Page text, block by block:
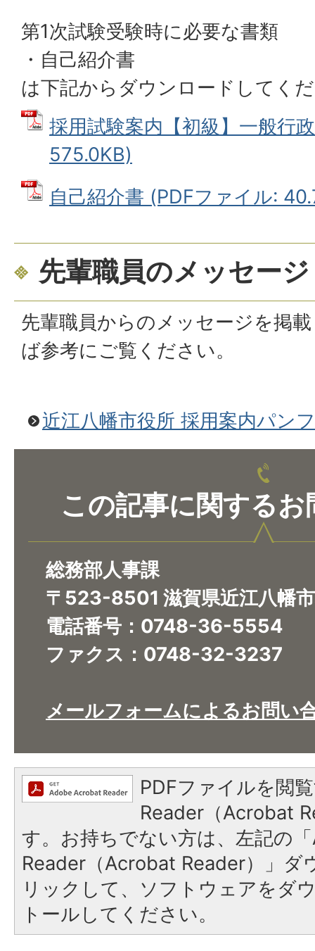
第1次試験受験時に必要な書類
・自己紹介書
は下記からダウンロードしてく
採用試験案内【初級】一般行
575.0KB)
自己紹介書 (PDFファイル:
先輩職員のメッセージ
先輩職員からのメッセージを掲
ば参考にご覧ください。
近江八幡市役所 採用案内パン
この記事に関するお
総務部人事課
〒523-8501 滋賀県近江八幡
電話番号：0748-36-5554
ファクス：0748-32-3237
メールフォームによるお問い
PDFファイルを閲
Reader（Acrobat
す。お持ちでない方は、左記の
Reader（Acrobat Reader）」ダ
リックして、ソフトウェアをダ
トールしてください。